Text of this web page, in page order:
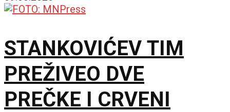
STANKOVIĆEV TIM
PREŽIVEO DVE
PREČKE I CRVENI